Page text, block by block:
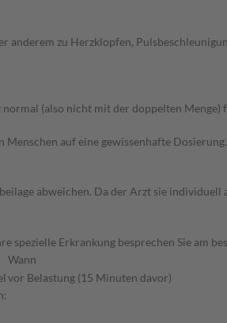
anderem zu Herzklopfen,
normal (also nicht mit der doppelten Menge)
auf eine gewissenhafte
abweichen. Da der Arzt sie
spezielle Erkrankung besprechen Sie am
Wann
vor Belastung (15 Minuten davor)